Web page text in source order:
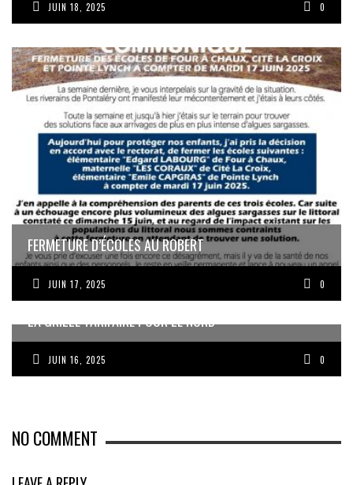
JUIN 18, 2025 0
FERMETURE D’ÉCOLES AU ROBERT
JUIN 17, 2025 0
LA GRILLE TARIFAIRE POUR LE NORD
JUIN 16, 2025 0
NO COMMENT